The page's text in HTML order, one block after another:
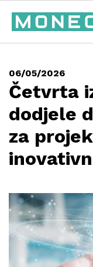
06/05/2026
Četvrta
dodjele
za